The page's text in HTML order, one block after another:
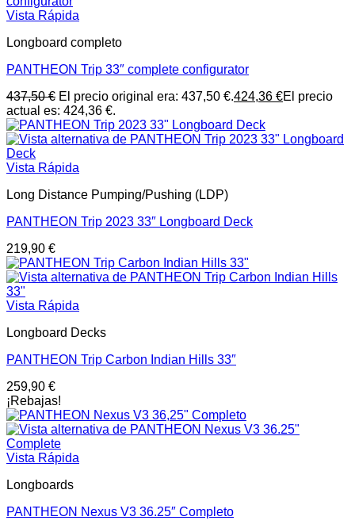
Vista Rápida
Longboard completo
PANTHEON Trip 33″ complete configurator
437,50€ El precio original era: 437,50 €.424,36 €El precio
actual es: 424,36 €.
Vista Rápida
Long Distance Pumping/Pushing (LDP)
PANTHEON Trip 2023 33″ Longboard Deck
219,90 €
Vista Rápida
Longboard Decks
PANTHEON Trip Carbon Indian Hills 33″
259,90 €
¡Rebajas!
Vista Rápida
Longboards
PANTHEON Nexus V3 36.25″ Completo